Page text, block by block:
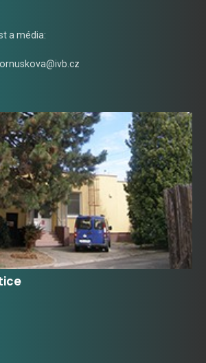
a média: